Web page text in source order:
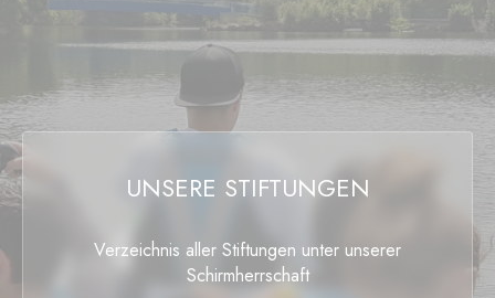
UNSERE STIFTUNGEN
Verzeichnis aller Stiftungen unter unserer
Schirmherrschaft